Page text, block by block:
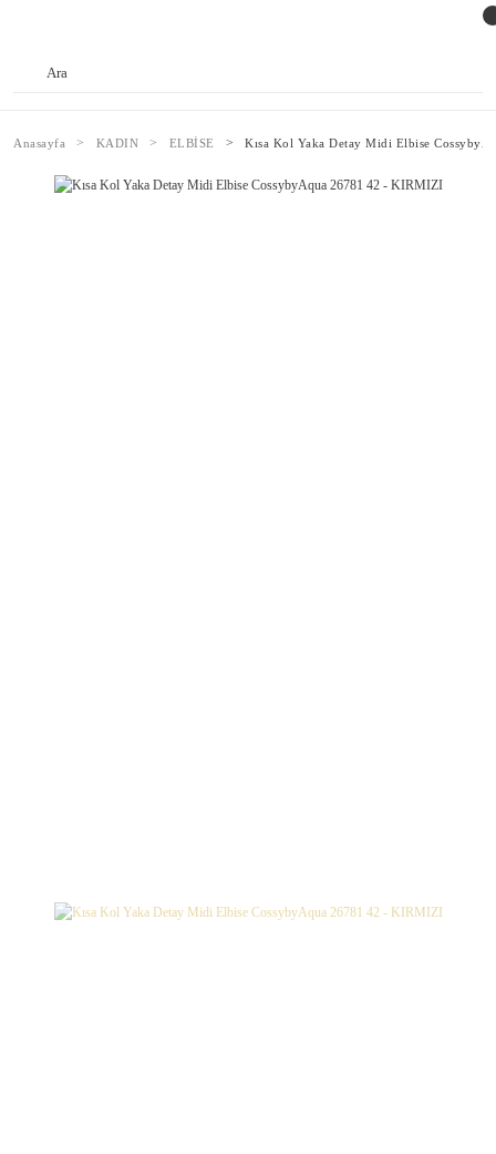
Anasayfa KADIN ELBİSE Kısa Kol Yaka Detay Midi Elbise